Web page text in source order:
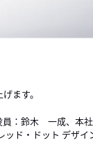
ます。
：鈴木 一成、本
ド・ドット デザ